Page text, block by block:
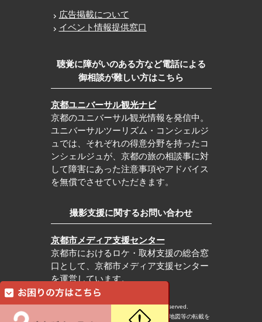
広告掲載について
イベント情報提供窓口
聴覚に障がいのある方など電話による
御相談が難しい方はこちら
京都ユニバーサル観光ナビ
京都のユニバーサル観光情報を発信中。
ユニバーサルツーリズム・コンシェルジ
ュでは、それぞれの得意分野を持ったコ
ンシェルジュが、京都の旅の相談事に対
して障害にあった注意事項やアドバイス
を無償でさせていただきます。
撮影支援に関するお問い合わせ
京都市メディア支援センター
京都市におけるロケ・取材支援の総合窓
口として、京都市メディア支援センター
を運営しています。
c Kyoto City Tourism Association All rights reserved.
※本ホームページの内容・写真・イラスト・地図等の転載を